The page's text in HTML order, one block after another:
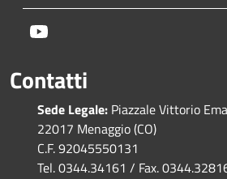
Contatti
Sede Legale: Piazzale Vittorio
22017 Menaggio (CO)
C.F. 92045550131
Tel. 0344.34161 / Fax.